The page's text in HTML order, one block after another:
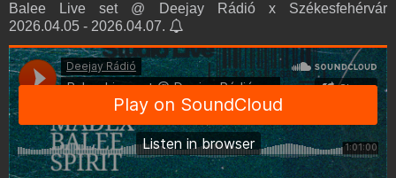
Balee Live set @ Deejay Rádió x Székesfehérvár
2026.04.05 - 2026.04.07.